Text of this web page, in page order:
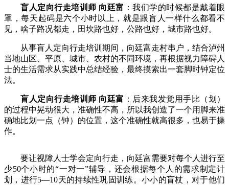
盲人定向行走培训师 向廷富 ：我们学的时候都是戴着眼
罩，每天起码是六个小时以上，就是跟盲人一样什么都看不
见，啥子路况都走，田坎路也好，公路也好，城市路也好。
从事盲人定向行走培训期间，向廷富走村串户，结合泸州
当地山区、平原、城市、农村的不同环境，再根据视力障碍人
士的生活需求从实践中总结经验，最终摸索出一套脚时钟定位
法。
盲人定向行走培训师 向廷富 ：后来我发觉用手比（划）
的过程中晃动很大，准确性不高，所以我创造了一个用脚来准
确地比划一点（钟）的位置，这个准确性就高很多，也易于操
作。
要让视障人士学会定向行走，向廷富需要对每个人进行至
少50个小时的“一对一”辅导，还会根据每个人的需求制定计
划，进行5—10天的持续性巩固训练。小小的盲杖，对于他们